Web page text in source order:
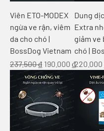
Viên ETO-MODEX
ngừa ve rận, viêm
da cho chó |
BossDog Vietnam
Regular Price
237.500 ₫ Sale Price
190.000 ₫
Dung
Extra
giảm ve
chó |
Price
220.000